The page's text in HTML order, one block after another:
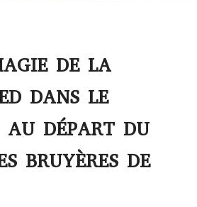
DE LA
DANS LE
DÉPART DU
BRUYÈRES DE